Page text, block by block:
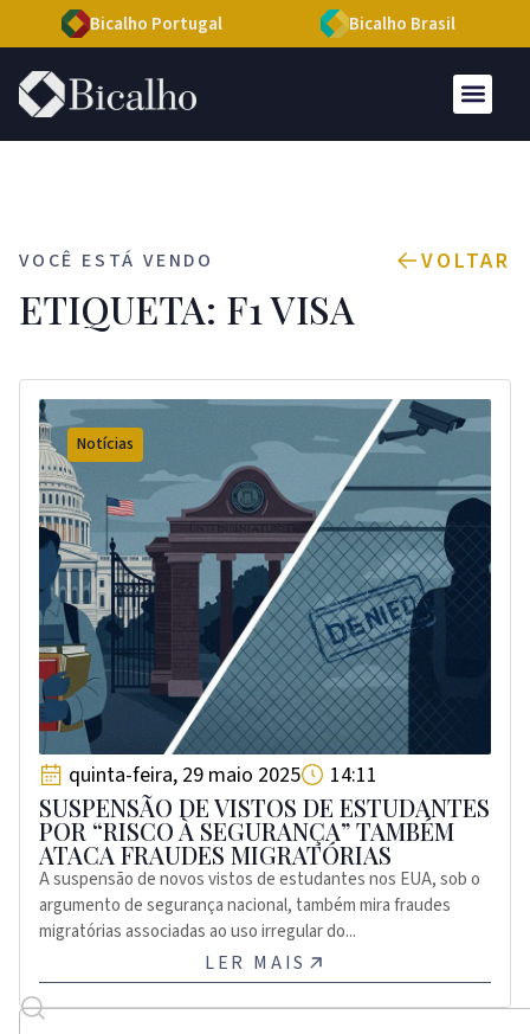
Bicalho Portugal Bicalho Brasil
VOCÊ ESTÁ VENDO VOLTAR
ETIQUETA: F1 VISA
Notícias
quinta-feira, 29 maio 2025 14:11
SUSPENSÃO DE VISTOS DE ESTUDANTES
POR “RISCO À SEGURANÇA” TAMBÉM
ATACA FRAUDES MIGRATÓRIAS
A suspensão de novos vistos de estudantes nos EUA, sob o
argumento de segurança nacional, também mira fraudes
migratórias associadas ao uso irregular do...
LER MAIS